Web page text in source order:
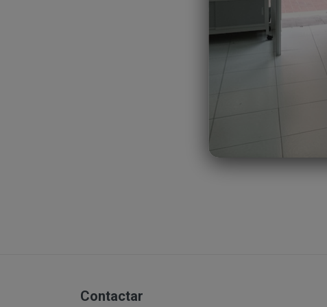
Contactar
Ejecución de medidas
Interés legítimo del
¿A qué destinatarios
¿Transferencias de
de datos en el que se
que en cualquier caso
consentir expresamente
Los pasos a seguir para
Una vez dentro de la
tal efecto. También nos
del correo electrónico
para aplicar VALE